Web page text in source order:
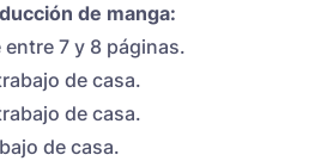
de manga:
entre 7 y 8 páginas.
de casa.
de casa.
de casa.